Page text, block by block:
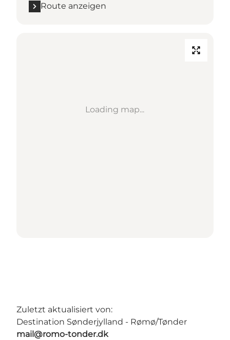
Route anzeigen
Loading map...
Zuletzt aktualisiert von:
Destination Sønderjylland - Rømø/Tønder
mail@romo-tonder.dk